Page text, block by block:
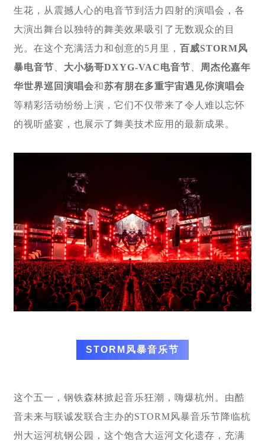
生花，从震撼人心的电音节到活力四射的演唱会，各
大演出舞台以独特的舞美效果吸引了无数观众的目
光。在这个充满活力和创意的5月里， 百威STORM风
暴电音节
大小杨哥DXYG-VAC电音节
周杰伦嘉年
华世界巡回演唱会和苏有朋在多重宇宙遇见你演唱会
等精彩活动纷纷上演，它们不仅带来了令人难以忘怀
的视听盛宴，也展示了舞美技术应用的最新成果。
STORM风暴音乐节
这个五一，钢铁森林掀起音乐狂潮，嗨爆杭州。由酷
音未来与联诚发联合主办的STORM风暴音乐节降临杭
州大运河杭钢公园，这个饱含大运河文化遗存，充满